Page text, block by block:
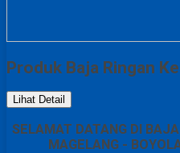
Produk Baja Ringan
Lihat Detail
SELAMAT DATANG DI
MAGELANG -